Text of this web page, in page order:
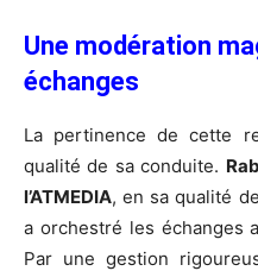
Une modération
échanges
La pertinence de cette
qualité de sa conduite.
l’ATMEDIA, en sa qualité
a orchestré les échanges
Par une gestion